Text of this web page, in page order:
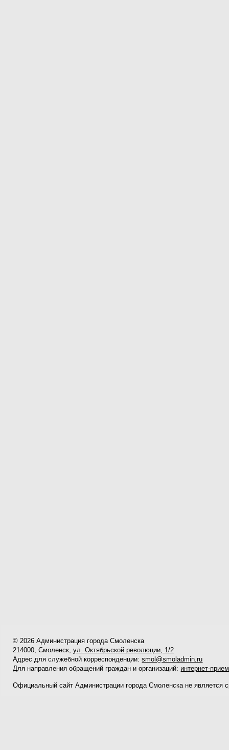
© 2026 Администрация города Смоленска
214000, Смоленск,ул. Октябрьской революции, 1/2
Адрес для служебной корреспонденции:smol@smoladmin.ru
Для направления обращений граждан и организаций: интернет-
Официальный сайт Администрации города Смоленска не является